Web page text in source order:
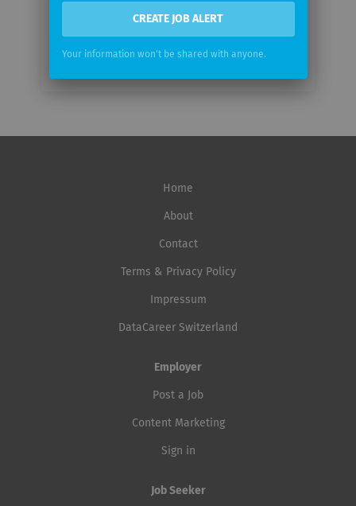
Home
About
Contact
Terms & Privacy Policy
Impressum
DataCareer Switzerland
Employer
Post a Job
Content Marketing
Sign in
Job Seeker
CREATE JOB ALERT
Your information won't be shared with anyone.